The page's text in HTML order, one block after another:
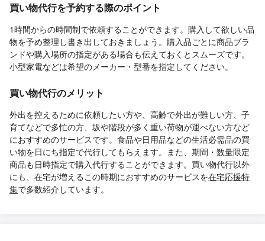
買い物代行を予約する際のポイント
1時間からの時間制で依頼することができます。購入して欲しい品
物を予め整理し書き出しておきましょう。購入品ごとに商品ブラ
ンドや購入場所の指定がある場合も伝えておくとスムーズです。
小型家電などは希望のメーカー・型番を指定してください。
買い物代行のメリット
外出を控えるために依頼したい方や、高齢で外出が難しい方、子
育てなどで多忙の方、坂や階段が多く重い荷物が運べない方など
におすすめのサービスです。食品や日用品などの生活必需品の買
い物を日にち指定で代行してもらえます。また、期間・数量限定
商品も日時指定で購入代行することができます。買い物代行以外
にも、在宅が増えるこの時期におすすめのサービスを在宅応援特
集で多数紹介しています。